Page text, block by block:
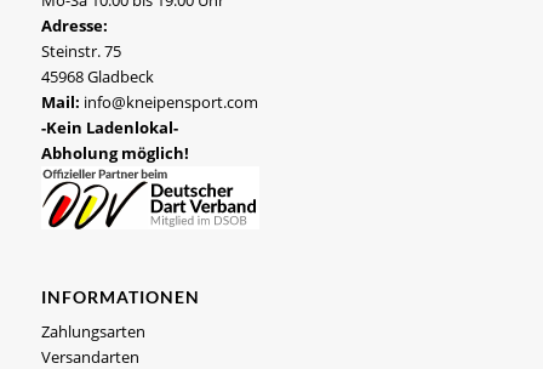
Adresse:
Steinstr. 75
45968 Gladbeck
Mail: info@kneipensport.com
-Kein Ladenlokal-
Abholung möglich!
INFORMATIONEN
Zahlungsarten
Versandarten